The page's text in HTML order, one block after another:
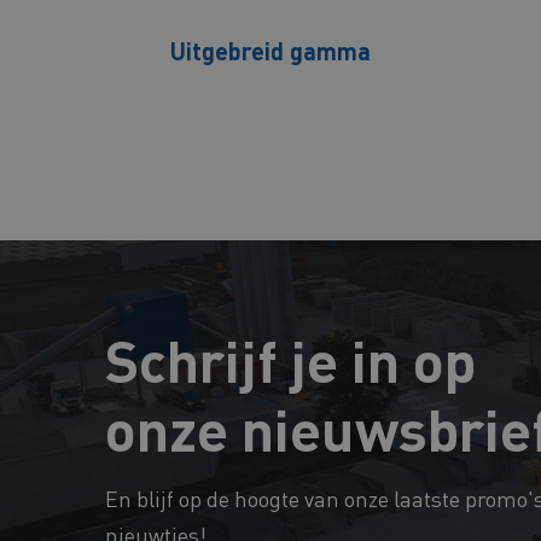
Uitgebreid gamma
Schrijf je in op
onze
En blijf op de hoogte van onze laatste
nieuwtjes!